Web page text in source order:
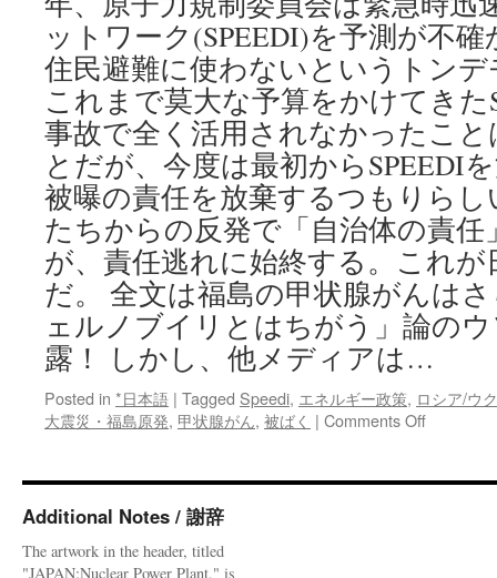
ットワーク(SPEEDI)を予測が不
住民避難に使わないというトン
これまで莫大な予算をかけてきた
事故で全く活用されなかったこ
とだが、今度は最初からSPEEDI
被曝の責任を放棄するつもりら
たちからの反発で「自治体の責
が、責任逃れに始終する。これ
だ。 全文は福島の甲状腺がんは
ェルノブイリとはちがう」論の
露！ しかし、他メディアは…
Posted in *日本語 | Tagged Speedi, エネルギー政策, ロシア/ウ
大震災・福島原発, 甲状腺がん, 被ばく | Comments Offon
の
Additional Notes / 謝辞
The artwork in the header, titled
"JAPAN:Nuclear Power Plant," is